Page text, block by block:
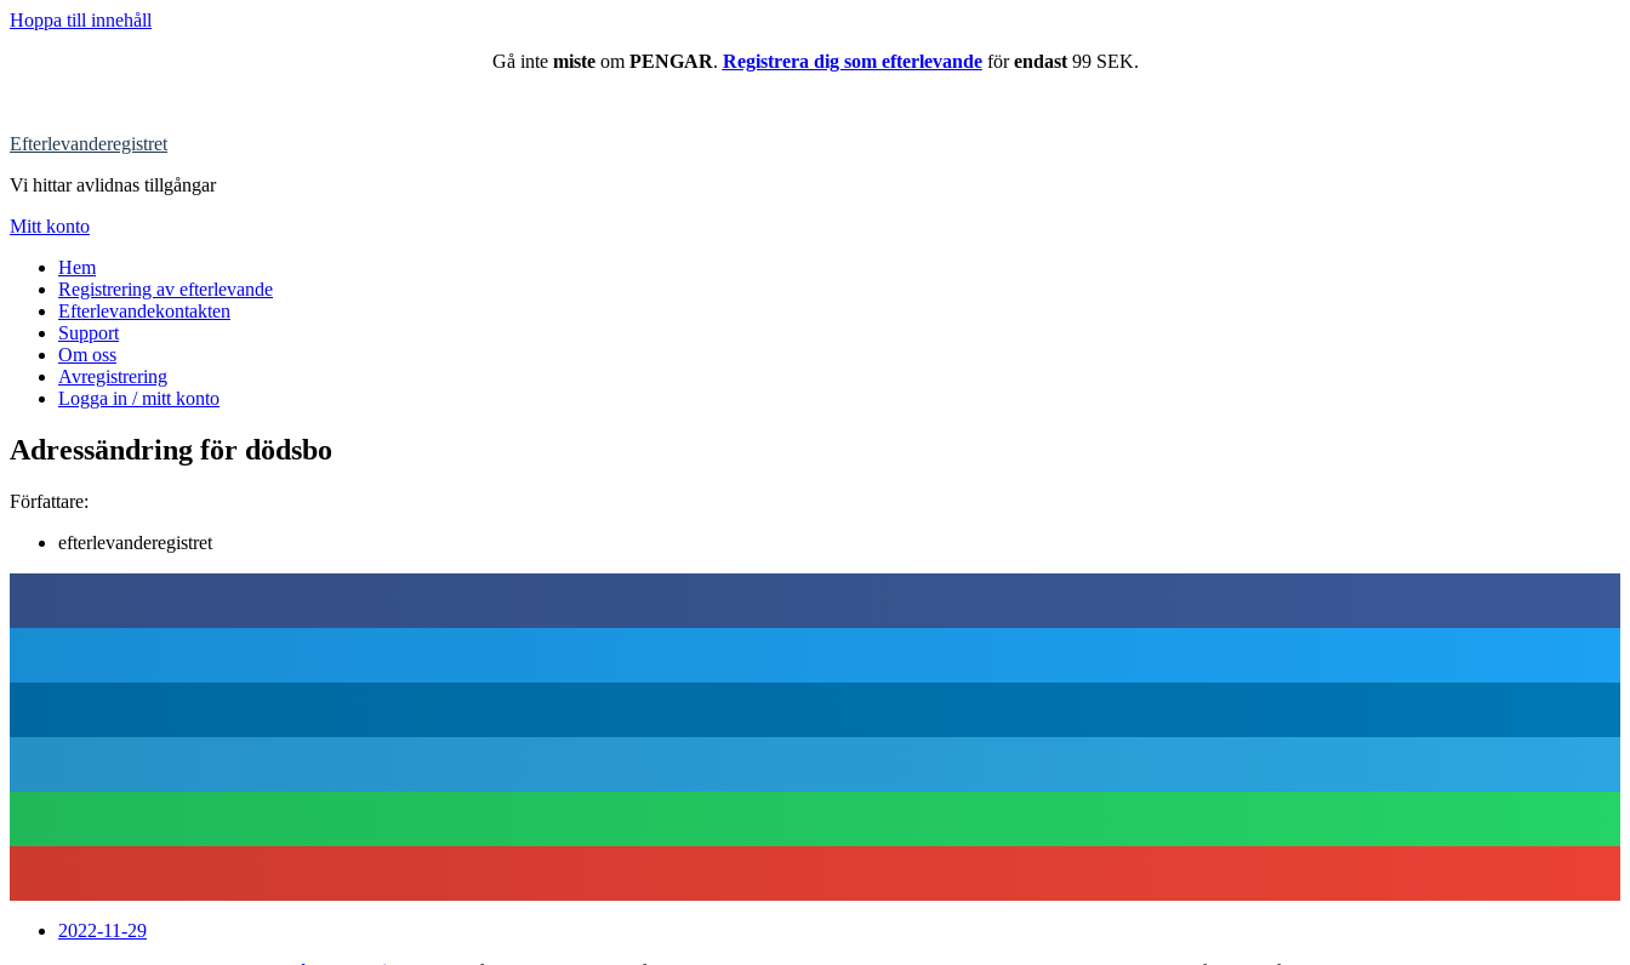
Hoppa till innehåll
Gå inte misteom PENGAR. Registrera dig som efterlevandeförendast99 SEK.
Efterlevanderegistret
Vi hittar avlidnas tillgångar
Mitt konto
Hem
Registrering av efterlevande
Efterlevandekontakten
Support
Om oss
Avregistrering
Logga in / mitt konto
Adressändring för dödsbo
Författare:
efterlevanderegistret
2022-11-29